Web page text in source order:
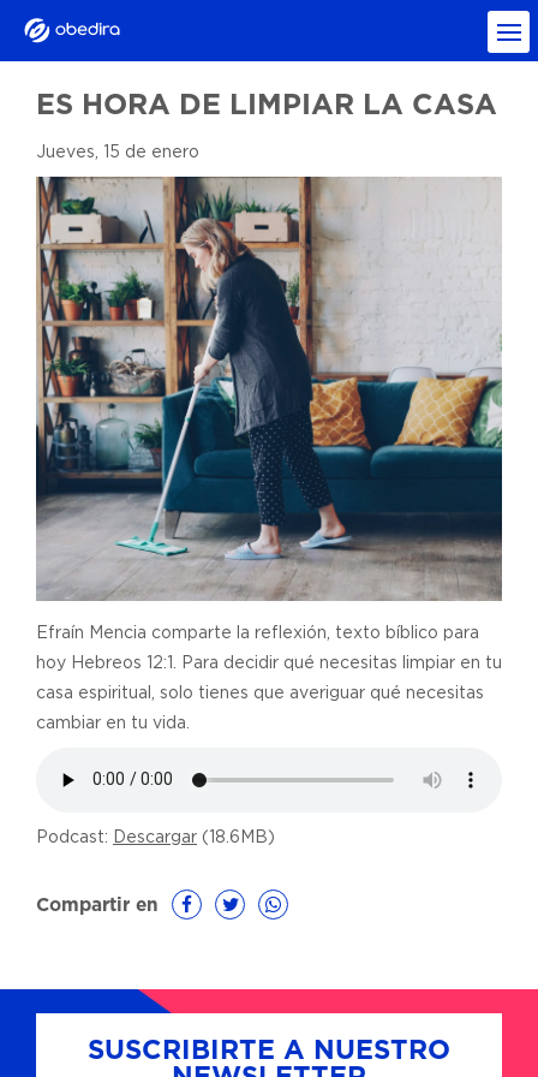
ES HORA DE LIMPIAR LA CASA
Jueves, 15 de enero
Efraín Mencia comparte la reflexión, texto bíblico para
hoy Hebreos 12:1. Para decidir qué necesitas limpiar en tu
casa espiritual, solo tienes que averiguar qué necesitas
cambiar en tu vida.
Podcast: Descargar (18.6MB)
Compartir en
SUSCRIBIRTE A NUESTRO